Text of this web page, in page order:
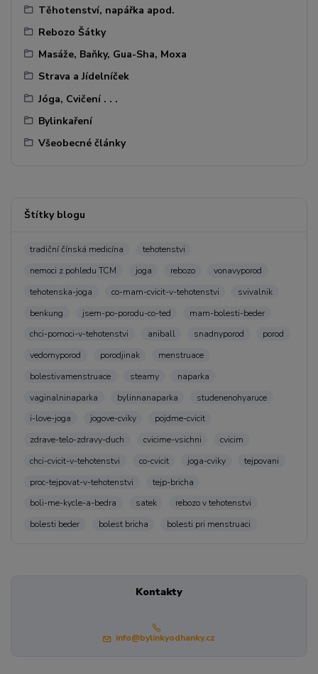
Těhotenství, napářka apod.
Rebozo Šátky
Masáže, Baňky, Gua-Sha, Moxa
Strava a Jídelníček
Jóga, Cvičení . . .
Bylinkaření
Všeobecné články
Štítky blogu
tradiční čínská medicína
tehotenstvi
nemoci z pohledu TCM
joga rebozo
vonavyporod
tehotenska-joga
co-mam-cvicit-v-tehotenstvi
svivalnik
benkung
jsem-po-porodu-co-ted
mam-bolesti-beder
chci-pomoci-v-tehotenstvi
aniball snadnyporod
porod
vedomyporod
porodjinak
menstruace
bolestivamenstruace
steamy
naparka
vaginalninaparka
bylinnanaparka
studenenohyaruce
i-love-joga
jogove-cviky
pojdme-cvicit
zdrave-telo-zdravy-duch
cvicime-vsichni
cvicim
chci-cvicit-v-tehotenstvi
co-cvicit joga-cviky
tejpovani
proc-tejpovat-v-tehotenstvi
tejp-bricha
boli-me-kycle-a-bedra
satek
rebozo v tehotenstvi
bolesti beder
bolest bricha bolesti pri menstruaci
Kontakty
info@bylinkyodhanky.cz